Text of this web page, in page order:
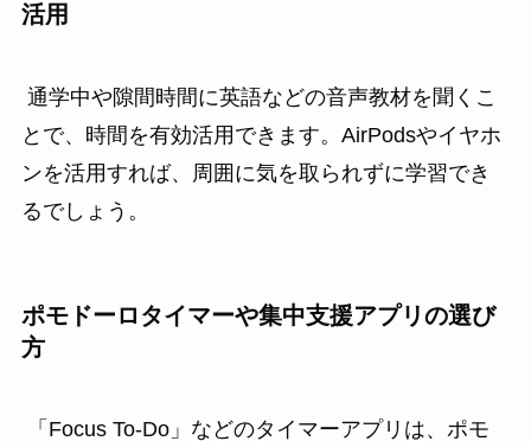
活用
通学中や隙間時間に英語などの音声教材を聞くこ
とで、時間を有効活用できます。AirPodsやイヤホ
ンを活用すれば、周囲に気を取られずに学習でき
るでしょう。
ポモドーロタイマーや集中支援アプリの選び
方
「Focus To-Do」などのタイマーアプリは、ポモ